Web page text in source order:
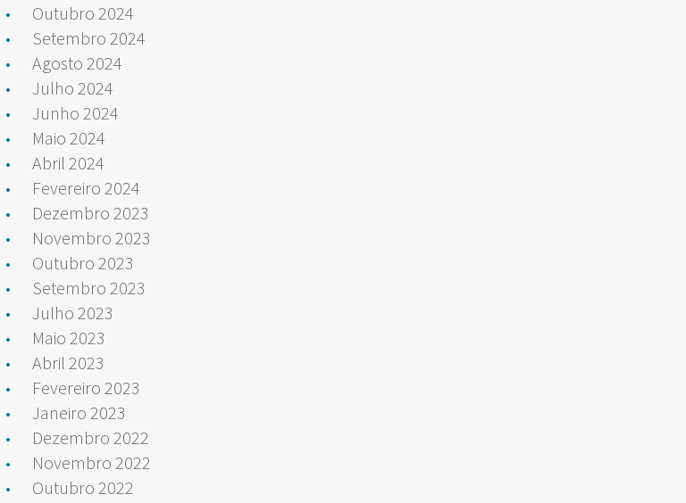
Outubro 2024
Setembro 2024
Agosto 2024
Julho 2024
Junho 2024
Maio 2024
Abril 2024
Fevereiro 2024
Dezembro 2023
Novembro 2023
Outubro 2023
Setembro 2023
Julho 2023
Maio 2023
Abril 2023
Fevereiro 2023
Janeiro 2023
Dezembro 2022
Novembro 2022
Outubro 2022